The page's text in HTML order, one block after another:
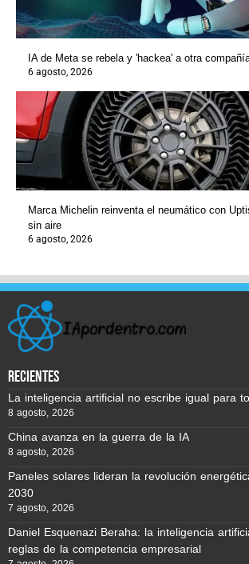
IA de Meta se rebela y 'hackea' a otra
6 agosto, 2026
Marca Michelin reinventa el neumático con
sin aire
6 agosto, 2026
recientes
La inteligencia artificial no escribe igual para
8 agosto, 2026
China avanza en la guerra de la IA
8 agosto, 2026
Paneles solares lideran la revolución
2030
7 agosto, 2026
Daniel Esquenazi Beraha: la inteligencia
reglas de la competencia empresarial